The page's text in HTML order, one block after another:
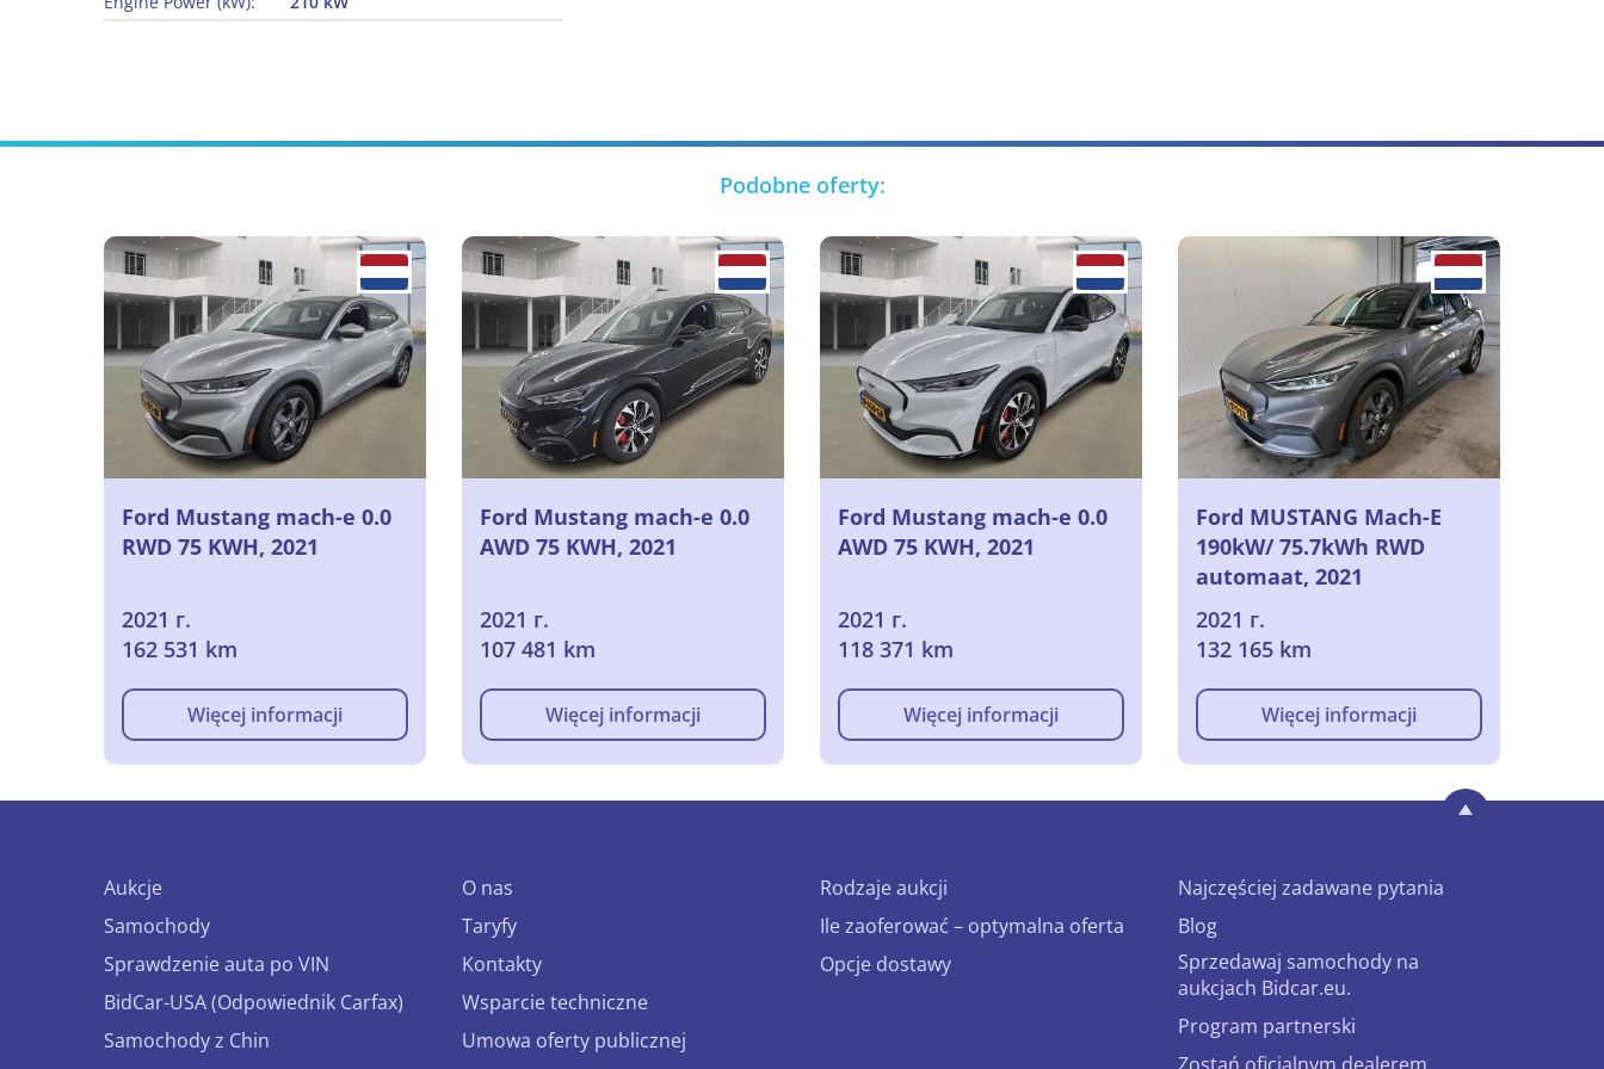
Podobne oferty:
Ford Mustang mach-e 0.0
RWD 75 KWH, 2021
2021 г.
162 531 km
Więcej informacji
Ford Mustang mach-e 0.0
AWD 75 KWH, 2021
2021 г.
107 481 km
Więcej informacji
Ford Mustang mach-e 0.0
AWD 75 KWH, 2021
2021 г.
118 371 km
Więcej informacji
Ford MUSTANG Mach-E
190kW/ 75.7kWh RWD
automaat, 2021
2021 г.
132 165 km
Więcej informacji
Aukcje
Samochody
Sprawdzenie auta po VIN
BidCar-USA (Odpowiednik Carfax)
Samochody z Chin
O nas
Taryfy
Kontakty
Wsparcie techniczne
Umowa oferty publicznej
Rodzaje aukcji
Ile zaoferować – optymalna oferta
Opcje dostawy
Najczęściej zadawane pytania
Blog
Sprzedawaj samochody na
aukcjach Bidcar.eu.
Program partnerski